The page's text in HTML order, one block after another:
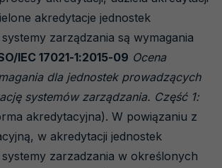
akredytacje jednostek
zarządzania są wymagania
IEC 17021-1:2015-09 Ocena
dla jednostek prowadzących
systemów zarządzania. Część 1:
akredytacyjna). W powiązaniu z
w akredytacji jednostek
zarzadzania w określonych